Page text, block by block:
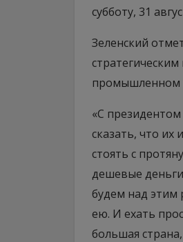
субботу, 31
Зеленский
промышленном
«С
сказать, что
стоять с
дешевые
будем над этим
ею. И ехать
большая